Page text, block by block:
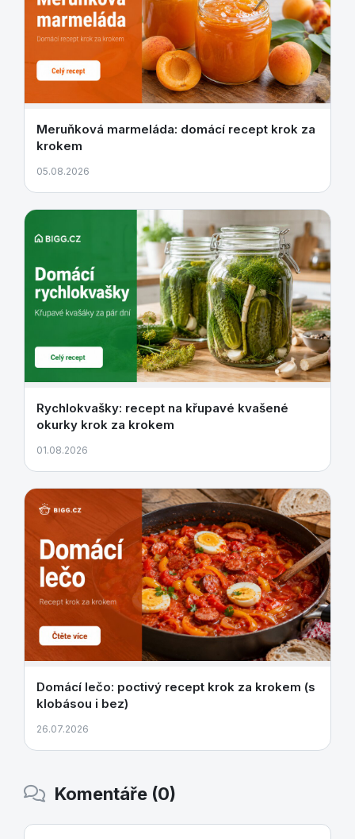
Meruňková marmeláda: domácí recept krok za
krokem
05.08.2026
Rychlokvašky: recept na křupavé kvašené
okurky krok za krokem
01.08.2026
Domácí lečo: poctivý recept krok za krokem (s
klobásou i bez)
26.07.2026
Komentáře (0)